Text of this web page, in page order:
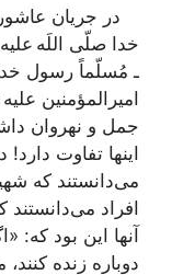
در جریان
خدا صلّی اللَه
ـ مُسلّماً رسول
امیرالمؤمنین
جمل و نهروان
اینها تفاوت
می‌دانستند که
افراد می‌دانستند
آنها این بود که:
دوباره زنده